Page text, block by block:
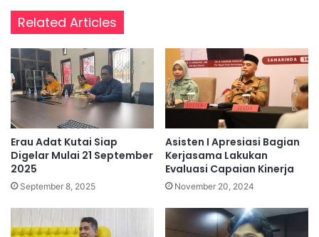
Related Articles
Erau Adat Kutai Siap
Digelar Mulai 21 September
2025
September 8, 2025
Asisten I Apresiasi Bagian
Kerjasama Lakukan
Evaluasi Capaian Kinerja
November 20, 2024